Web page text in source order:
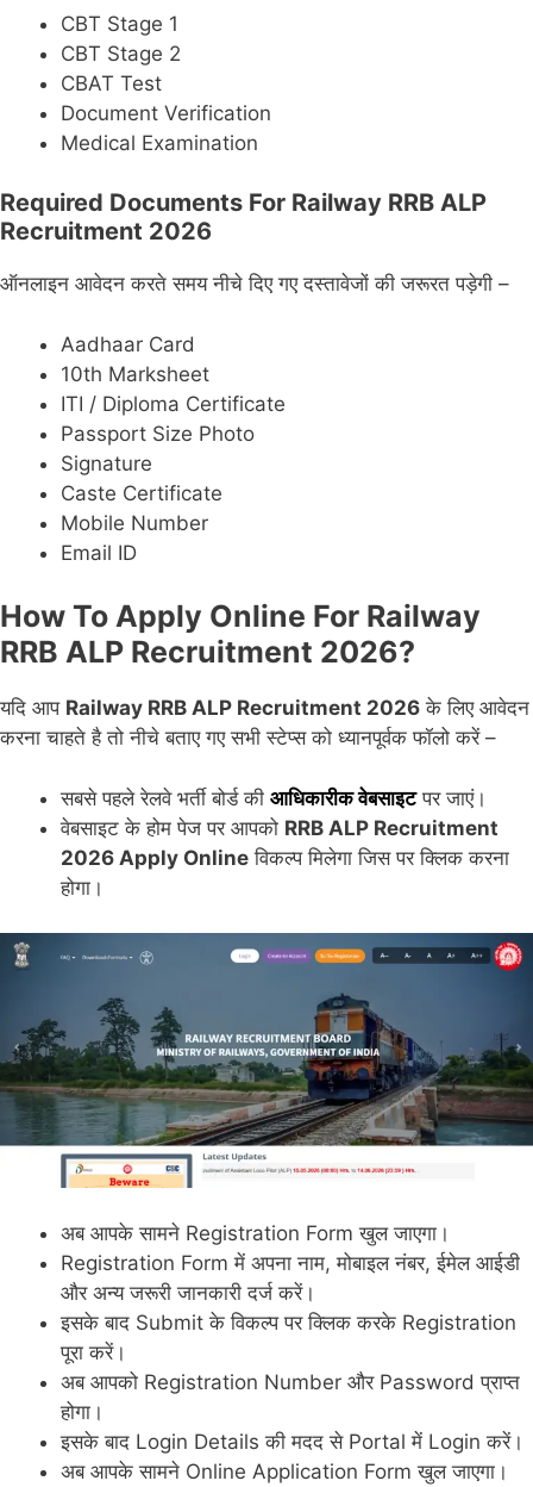
CBT Stage 1
CBT Stage 2
CBAT Test
Document Verification
Medical Examination
Required Documents For Railway RRB ALP
Recruitment 2026
ऑनलाइन आवेदन करते समय नीचे दिए गए दस्तावेजों की जरूरत पड़ेगी –
Aadhaar Card
10th Marksheet
ITI / Diploma Certificate
Passport Size Photo
Signature
Caste Certificate
Mobile Number
Email ID
How To Apply Online For Railway
RRB ALP Recruitment 2026?
यदि आप Railway RRB ALP Recruitment 2026 के लिए आवेदन
करना चाहते है तो नीचे बताए गए सभी स्टेप्स को ध्यानपूर्वक फॉलो करें –
सबसे पहले रेलवे भर्ती बोर्ड की आधिकारीक वेबसाइटपर जाएं।
वेबसाइट के होम पेज पर आपको RRB ALP Recruitment
2026 Apply Online विकल्प मिलेगा जिस पर क्लिक करना
होगा।
अब आपके सामने Registration Form खुल जाएगा।
Registration Form में अपना नाम, मोबाइल नंबर, ईमेल आईडी
और अन्य जरूरी जानकारी दर्ज करें।
इसके बाद Submit के विकल्प पर क्लिक करके Registration
पूरा करें।
अब आपको Registration Number और Password प्राप्त
होगा।
इसके बाद Login Details की मदद से Portal में Login करें।
अब आपके सामने Online Application Form खुल जाएगा।